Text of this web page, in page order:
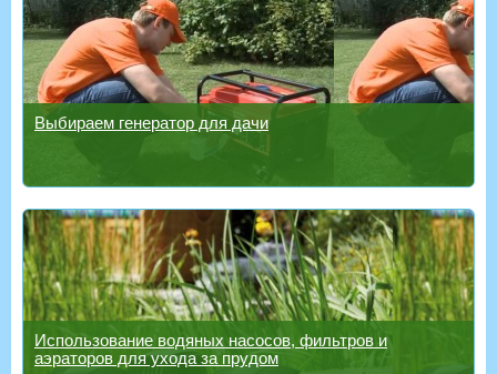
Выбираем генератор для дачи
Использование водяных насосов, фильтров и
аэраторов для ухода за прудом